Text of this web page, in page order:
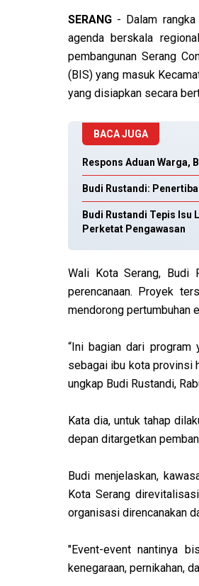
SERANG - Dalam
agenda berskala
pembangunan Serang
(BIS) yang masuk
yang disiapkan secara
BACA JUGA
Respons Aduan Warga,
Budi Rustandi:
Budi Rustandi Tepis Isu
Perketat Pengawasan
Wali Kota Serang, Budi
perencanaan. Proyek
mendorong pertumbuhan
“Ini bagian dari program
sebagai ibu kota provinsi
ungkap Budi Rustandi,
Kata dia, untuk tahap
depan ditargetkan
Budi menjelaskan,
Kota Serang
organisasi direncanakan
"Event-event nantinya
kenegaraan, pernikahan,